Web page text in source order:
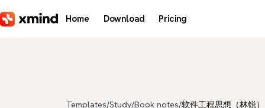
Home Download Pricing
Templates/Study/Book notes/软件工程思想（林锐）